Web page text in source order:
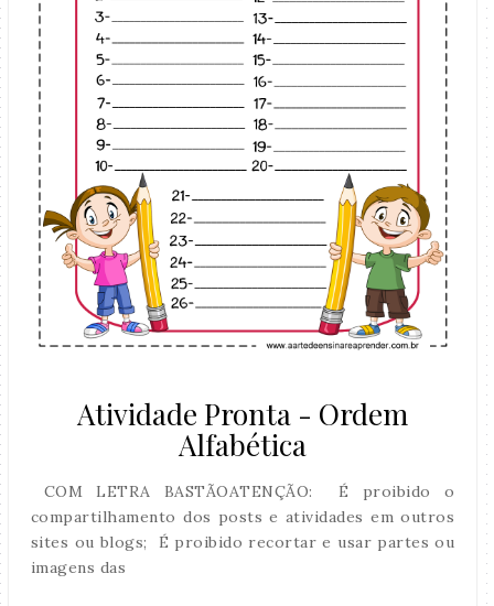
Atividade Pronta - Ordem
Alfabética
COM LETRA BASTÃOATENÇÃO: É proibido o
compartilhamento dos posts e atividades em outros
sites ou blogs; É proibido recortar e usar partes ou
imagens das